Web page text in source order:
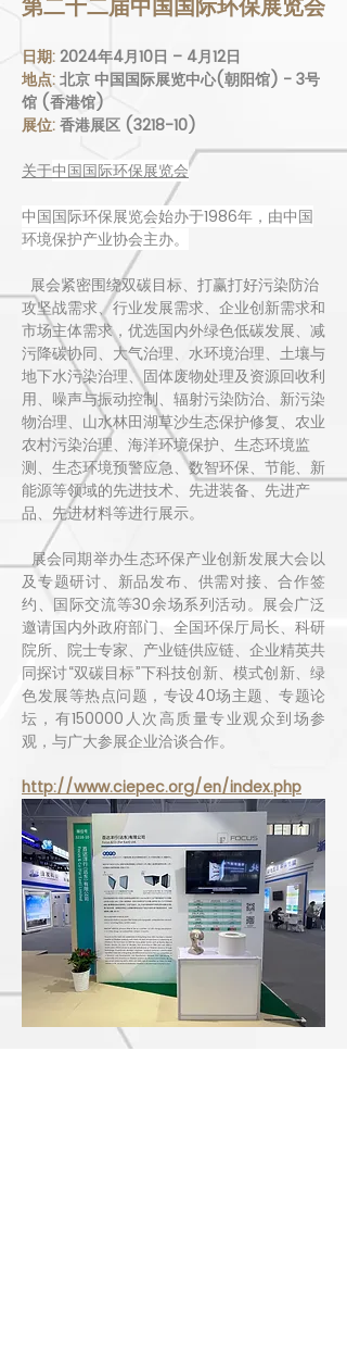
第二十二届中国国际环保展览会
日期: 2024年4月10日 – 4月12日
地点: 北京 中国国际展览中心(朝阳馆) - 3号
馆 (香港馆)
展位: 香港展区 (3218-10)
关于中国国际环保展览会
中国国际环保展览会始办于1986年，由中国
环境保护产业协会主办。
攻坚战需求、行业发展需求、企业创新需求和
市场主体需求，优选国内外绿色低碳发展、减
污降碳协同、大气治理、水环境治理、土壤与
地下水污染治理、固体废物处理及资源回收利
用、噪声与振动控制、辐射污染防治、新污染
物治理、山水林田湖草沙生态保护修复、农业
农村污染治理、海洋环境保护、生态环境监
测、生态环境预警应急、数智环保、节能、新
能源等领域的先进技术、先进装备、先进产
品、先进材料等进行展示。
及专题研讨、新品发布、供需对接、合作签
约、国际交流等30余场系列活动。展会广泛
邀请国内外政府部门、全国环保厅局长、科研
院所、院士专家、产业链供应链、企业精英共
同探讨“双碳目标”下科技创新、模式创新、绿
色发展等热点问题，专设40场主题、专题论
坛，有150000人次高质量专业观众到场参
观，与广大参展企业洽谈合作。
http://www.ciepec.org/en/index.php